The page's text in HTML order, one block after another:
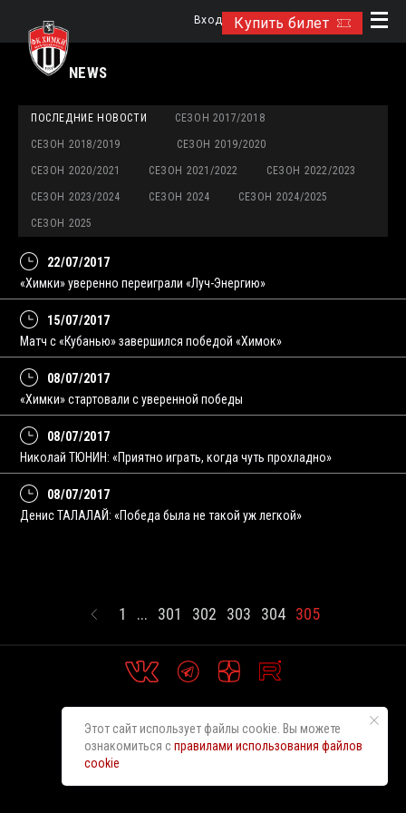
Купить билет
Вход
NEWS
ПОСЛЕДНИЕ НОВОСТИ СЕЗОН 2017/2018
СЕЗОН 2018/2019 СЕЗОН 2019/2020
СЕЗОН 2020/2021 СЕЗОН 2021/2022 СЕЗОН 2022/2023
СЕЗОН 2023/2024 СЕЗОН 2024 СЕЗОН 2024/2025
СЕЗОН 2025
22/07/2017
«Химки» уверенно переиграли «Луч-Энергию»
15/07/2017
Матч с «Кубанью» завершился победой «Химок»
08/07/2017
«Химки» стартовали с уверенной победы
08/07/2017
Николай ТЮНИН: «Приятно играть, когда чуть прохладно»
08/07/2017
Денис ТАЛАЛАЙ: «Победа была не такой уж легкой»
1 ... 301 302 303 304 305
Этот сайт использует файлы cookie. Вы можете
ознакомиться справилами использования файлов
cookie